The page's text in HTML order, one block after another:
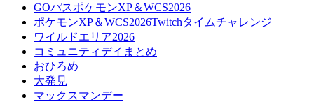
GOパスポケモンXP＆WCS2026
ポケモンXP＆WCS2026Twitchタイムチャレンジ
ワイルドエリア2026
コミュニティデイまとめ
おひろめ
大発見
マックスマンデー